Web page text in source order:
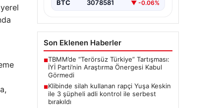
BTC 3078581 ▼ -0.06%
Son Eklenen Haberler
■TBMM’de “Terörsüz Türkiye” Tartışması:
İYİ Parti’nin Araştırma Önergesi Kabul
Görmedi
■Klibinde silah kullanan rapçi Yuşa Keskin
ile 3 şüpheli adli kontrol ile serbest
bırakıldı